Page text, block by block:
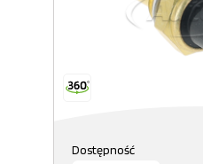
Dostępność